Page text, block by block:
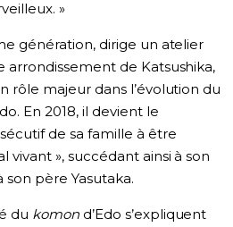
»
génération, dirige un atelier
arrondissement de Katsushika,
rôle majeur dans l’évolution du
En 2018, il devient le
de sa famille à être
vivant », succédant ainsi à son
père Yasutaka.
du komond’Edo s’expliquent